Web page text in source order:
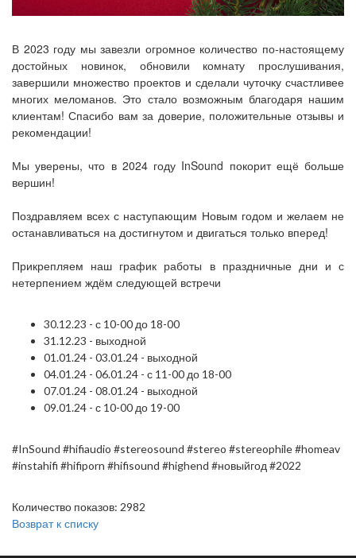
В 2023 году мы завезли огромное количество по-настоящему
достойных новинок, обновили комнату прослушивания,
завершили множество проектов и сделали чуточку счастливее
многих меломанов. Это стало возможным благодаря нашим
клиентам! Спасибо вам за доверие, положительные отзывы и
рекомендации!
Мы уверены, что в 2024 году InSound покорит ещё больше
вершин!
Поздравляем всех с наступающим Новым годом и желаем не
останавливаться на достигнутом и двигаться только вперед!
Прикрепляем наш график работы в праздничные дни и с
нетерпением ждём следующей встречи
30.12.23 - с 10-00 до 18-00
31.12.23 - выходной
01.01.24 - 03.01.24 - выходной
04.01.24 - 06.01.24 - с 11-00 до 18-00
07.01.24 - 08.01.24 - выходной
09.01.24 - с 10-00 до 19-00
#InSound #hifiaudio #stereosound #stereo #stereophile #homeav
#instahifi #hifiporn #hifisound #highend #новыйгод #2022
Количество показов: 2982
Возврат к списку